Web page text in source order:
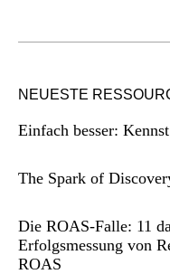
NEUESTE
Einfach besser:
The Spark of
Die ROAS-Falle: 11
Erfolgsmessung von
ROAS